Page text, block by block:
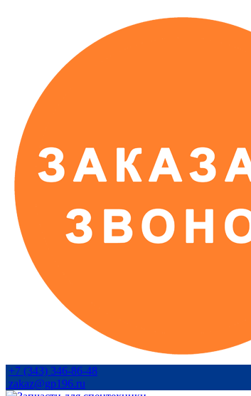
+7 (343) 346-86-48
zakaz@gp196.ru